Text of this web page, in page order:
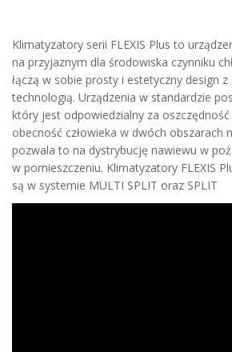
Klimatyzatory serii FLEXIS Plus to
na przyjaznym dla środowiska czynniku
łączą w sobie prosty i estetyczny design
technologią. Urządzenia w standardzie
który jest odpowiedzialny za
obecność człowieka w dwóch obszarach
pozwala to na dystrybucję nawiewu w
w pomieszczeniu. Klimatyzatory FLEXIS
są w systemie MULTI SPLIT oraz SPLIT